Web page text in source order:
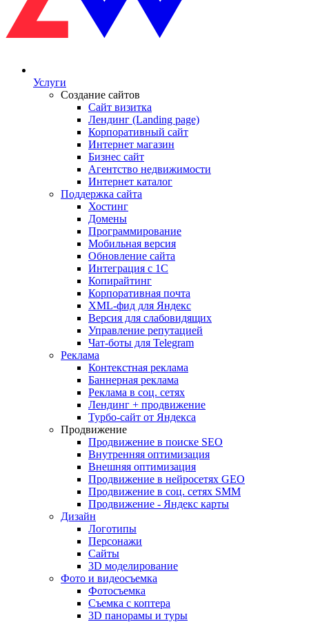
Услуги
Создание сайтов
Сайт визитка
Лендинг (Landing page)
Корпоративный сайт
Интернет магазин
Бизнес сайт
Агентство недвижимости
Интернет каталог
Поддержка сайта
Хостинг
Домены
Программирование
Мобильная версия
Обновление сайта
Интеграция с 1С
Копирайтинг
Корпоративная почта
XML-фид для Яндекс
Версия для слабовидящих
Управление репутацией
Чат-боты для Telegram
Реклама
Контекстная реклама
Баннерная реклама
Реклама в соц. сетях
Лендинг + продвижение
Турбо-сайт от Яндекса
Продвижение
Продвижение в поиске SEO
Внутренняя оптимизация
Внешняя оптимизация
Продвижение в нейросетях GEO
Продвижение в соц. сетях SMM
Продвижение - Яндекс карты
Дизайн
Логотипы
Персонажи
Сайты
3D моделирование
Фото и видеосъемка
Фотосъемка
Съемка с коптера
3D панорамы и туры